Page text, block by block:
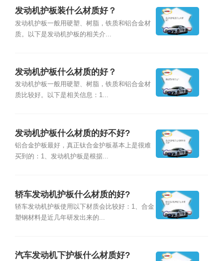
发动机护板装什么材质好？
发动机护板一般用硬塑、树脂，铁质和铝合金材
质。以下是发动机护板的相关介...
发动机护板什么材质的好？
发动机护板一般用硬塑、树脂，铁质和铝合金材
质比较好。以下是相关信息：1...
发动机护板什么材质的好不好?
铝合金护板最好，真正钛合金护板基本上是很难
买到的：1、发动机护板是根据...
轿车发动机护板什么材质的好?
轿车发动机护板使用以下材质会比较好：1、合金
塑钢材料是近几年研发出来的...
汽车发动机下护板什么材质好?